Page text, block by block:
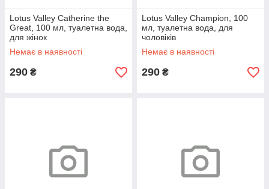
Lotus Valley Catherine the
Great, 100 мл, туалетна вода,
для жінок
Немає в наявності
290 ₴
Lotus Valley Champion, 100
мл, туалетна вода, для
чоловіків
Немає в наявності
290 ₴